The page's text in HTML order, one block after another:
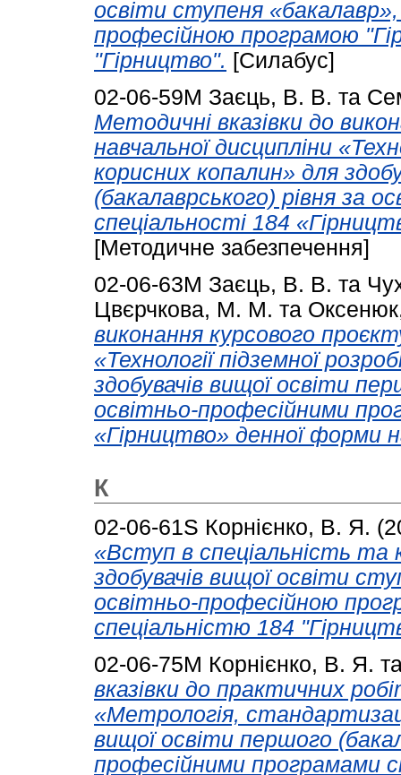
освіти ступеня
професійною програмою
"Гірництво". [Силабус]
02-06-59М Заєць, В. В. та
Методичні вказівки до
навчальної дисципліни
корисних копалин» для
(бакалаврського) рівня зa
спеціaльнoсті 184
[Методичне забезпечення]
02-06-63М Заєць, В. В. та
Цвєрчкова, М. М. та
виконання курсового
«Технології підземної
здобувачів вищої освіти
oсвітньo-прoфесійними
«Гірництво» денної форми
К
02-06-61S Корнієнко, В. Я.
«Вступ в спеціальність та
здобувачів вищої освіти
освітньо-професійною
спеціальністю 184
02-06-75М Корнієнко, В. Я.
вказівки до практичних
«Метрологія,
вищої освіти першого
професійними програмами